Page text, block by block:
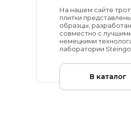
На нашем сайте
плитки
образцы,
совместно с
немецкими
лаборатории
В каталог